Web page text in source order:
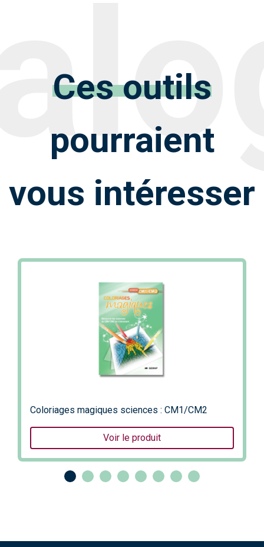
Ces outils
pourraient
vous intéresser
Coloriages magiques sciences : CM1/CM2
Voir le produit